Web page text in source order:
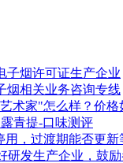
子烟许可证生产企业
烟相关业务咨询专线
术家"怎么样？价格
青提-口味测评
用，过渡期能否更新
研发生产企业，鼓